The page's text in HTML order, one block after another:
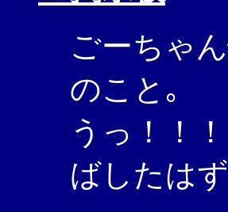
ごーちゃ
のこと｡
うっ！！
ばしたは